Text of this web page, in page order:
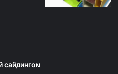
сайдингом